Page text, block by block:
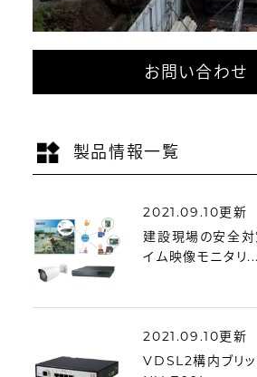
お問い合わせ
製品情報一覧
2021.09.10更新
建設現場の安全対
イム映像モニタリ...
2021.09.10更新
VDSL2構内ブリ